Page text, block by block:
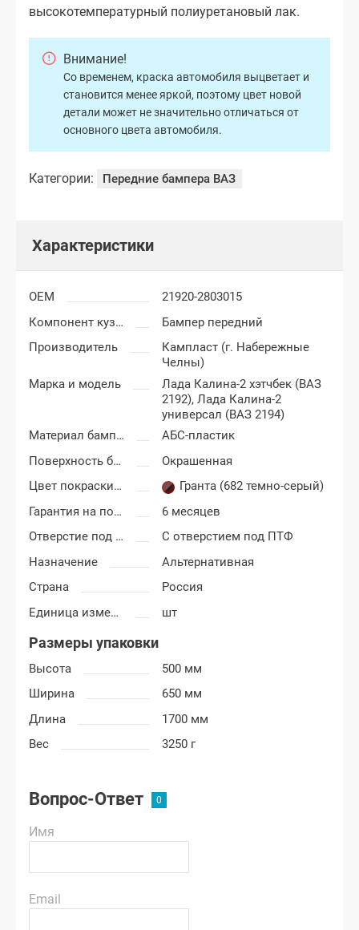
высокотемпературный полиуретановый лак.
Внимание!
Со временем, краска автомобиля выцветает и
становится менее яркой, поэтому цвет новой
детали может не значительно отличаться от
основного цвета автомобиля.
Категории: Передние бампера ВАЗ
Характеристики
OEM
21920-2803015
Компонент кузова
Бампер передний
Производитель
Кампласт (г. Набережные
Челны)
Марка и модель
Лада Калина-2 хэтчбек (ВАЗ
2192),Лада Калина-2
универсал (ВАЗ 2194)
Материал бампера
АБС-пластик
Поверхность бампера
Окрашенная
Цвет покраски Лада Калина-2
Гранта (682 темно-серый)
Гарантия на покраску
6 месяцев
Отверстие под ПТФ
С отверстием под ПТФ
Назначение
Альтернативная
Страна
Россия
Единица измерения
шт
Размеры упаковки
Высота
500 мм
Ширина
650 мм
Длина
1700 мм
Вес
3250 г
Вопрос-Ответ
Имя
Email